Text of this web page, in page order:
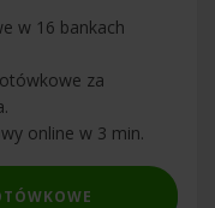
w 16 bankach
za
online w 3 min.